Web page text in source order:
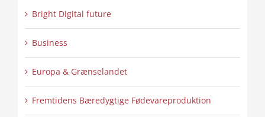
Bright Digital future
Business
Europa & Grænselandet
Fremtidens Bæredygtige Fødevareproduktion